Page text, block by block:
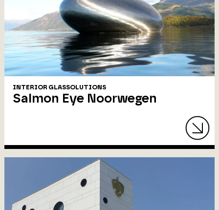
INTERIOR GLASSOLUTIONS
Salmon Eye Noorwegen